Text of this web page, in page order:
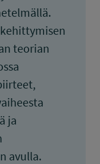
teorian
ja
avulla.